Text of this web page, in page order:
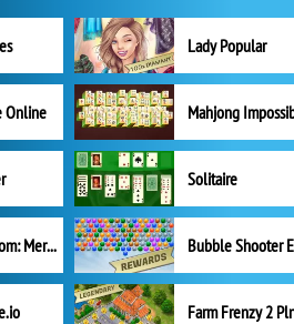
Lady Popular
Online Mahjong
Solitaire
Mergest Kingdom: Merge Puzzle